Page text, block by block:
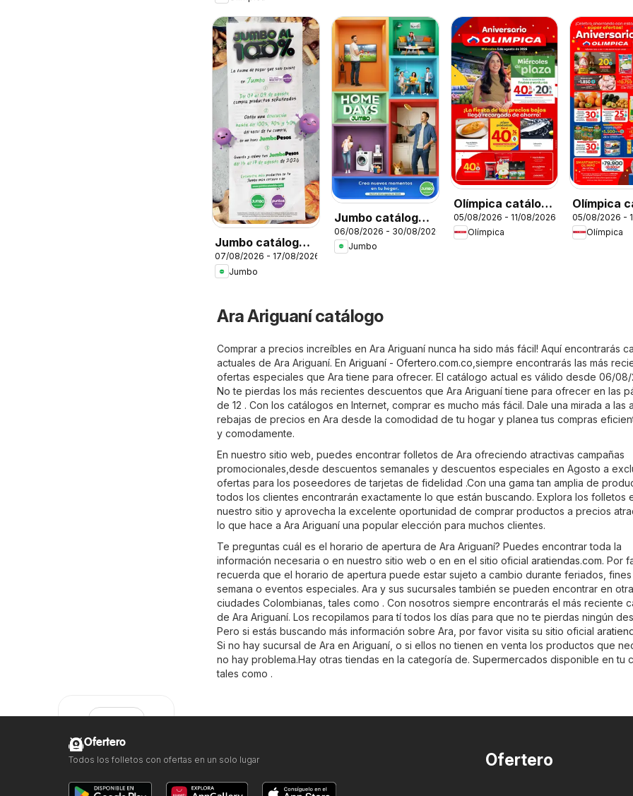
Jumbo catálogo
al 100
07/08/2026 - 17/08/2026
Jumbo
Jumbo catálogo
Home days
06/08/2026 - 30/08/2026
Jumbo
Olímpica catálogo
Miércoles de
Plaza
05/08/2026 - 11/08/2026
Olímpica
Olímpica
05/08/2026 -
Olímpica
Ara Ariguaní catálogo
Comprar a precios increíbles en Ara Ariguaní nunca ha sido más fácil! Aquí encontrarás
actuales de Ara Ariguaní. En Ariguaní - Ofertero.com.co,siempre encontrarás las más
ofertas especiales que Ara tiene para ofrecer. El catálogo actual es válido desde 06/08/
No te pierdas los más recientes descuentos que Ara Ariguaní tiene para ofrecer en las
de 12 . Con los catálogos en Internet, comprar es mucho más fácil. Dale una mirada a las
rebajas de precios en Ara desde la comodidad de tu hogar y planea tus compras
y comodamente.
En nuestro sitio web, puedes encontrar folletos de Ara ofreciendo atractivas campañas
promocionales,desde descuentos semanales y descuentos especiales en Agosto a
ofertas para los poseedores de tarjetas de fidelidad .Con una gama tan amplia de
todos los clientes encontrarán exactamente lo que están buscando. Explora los folletos
nuestro sitio y aprovecha la excelente oportunidad de comprar productos a precios
lo que hace a Ara Ariguaní una popular elección para muchos clientes.
Te preguntas cuál es el horario de apertura de Ara Ariguaní? Puedes encontrar toda la
información necesaria o en nuestro sitio web o en en el sitio oficial aratiendas.com. Por
recuerda que el horario de apertura puede estar sujeto a cambio durante feriados,
semana o eventos especiales. Ara y sus sucursales también se pueden encontrar en
ciudades Colombianas, tales como . Con nosotros siempre encontrarás el más reciente
de Ara Ariguaní. Los recopilamos para tí todos los días para que no te pierdas ningún
Pero si estás buscando más información sobre Ara, por favor visita su sitio oficial
Si no hay sucursal de Ara en Ariguaní, o si ellos no tienen en venta los productos que
no hay problema.Hay otras tiendas en la categoría de. Supermercados disponible en tu
tales como .
Ofertero
Ofertero
Todos los folletos con ofertas en un solo lugar